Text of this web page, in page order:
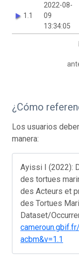
1.1
2022-08-
09
13:34:05
¿Cómo
Los usuarios
manera:
Ayissi I (2022):
des tortues
des Acteurs et
des Tortues
Dataset/
acbm&v=1.1